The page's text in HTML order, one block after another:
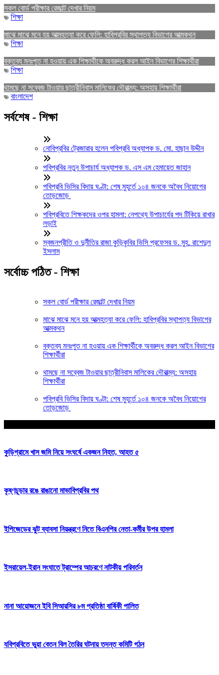
সকল বোর্ড পরীক্ষার রেজাল্ট দেখার নিয়ম
শিক্ষা
মাঝে মাঝে মনে হয় আত্মহত্যা করে ফেলি: হাবিপ্রবির স্থাপত্য বিভাগের আত্মকথন
শিক্ষা
বক্তব্য মনঃপুত না হওয়ায় এক শিক্ষার্থীকে অবরুদ্ধ করল আইন বিভাগের শিক্ষার্থীরা
শিক্ষা
থামছে না সব্বেজ টাওয়ার ছাত্রীনিবাস মালিকের দৌরাত্ম্য: অসহায় শিক্ষার্থীরা
বাংলাদেশ
সর্বশেষ - শিক্ষা
নোবিপ্রবির ট্রেজারার হলেন পবিপ্রবি অধ্যাপক ড. মো. হাছান উদ্দীন
পবিপ্রবির নতুন উপাচার্য অধ্যাপক ড. এস এম হেমায়েত জাহান
পবিপ্রবি ভিসির বিদায় ঘণ্টা: শেষ মুহূর্তে ১০৪ জনকে অবৈধ নিয়োগের
তোড়জোড়
পবিপ্রবিতে শিক্ষকদের ওপর হামলা: নেপথ্যে উপাচার্যের পদ টিকিয়ে রাখার
লড়াই
স্বজনপ্রীতি ও দুর্নীতির রাজা কুড়িকৃবির ভিসি প্রফেসর ড. মুহ. রাশেদুল
ইসলাম
সর্বোচ্চ পঠিত - শিক্ষা
সকল বোর্ড পরীক্ষার রেজাল্ট দেখার নিয়ম
মাঝে মাঝে মনে হয় আত্মহত্যা করে ফেলি: হাবিপ্রবির স্থাপত্য বিভাগের
আত্মকথন
বক্তব্য মনঃপুত না হওয়ায় এক শিক্ষার্থীকে অবরুদ্ধ করল আইন বিভাগের
শিক্ষার্থীরা
থামছে না সব্বেজ টাওয়ার ছাত্রীনিবাস মালিকের দৌরাত্ম্য: অসহায়
শিক্ষার্থীরা
পবিপ্রবি ভিসির বিদায় ঘণ্টা: শেষ মুহূর্তে ১০৪ জনকে অবৈধ নিয়োগের
তোড়জোড়
কুড়িগ্রামে খাস জমি নিয়ে সংঘর্ষে একজন নিহত, আহত ৫
কৃষ্ণচূড়ার রঙে রাঙানো মাভাবিপ্রবির পথ
ইপিজেডের ঝুট ব্যাবসা নিয়ন্ত্রণে নিতে বিএনপির নেতা-কর্মীর উপর হামলা
ইসরায়েল-ইরান সংঘাতে ট্রাম্পের আচরণে নাটকীয় পরিবর্তন
নানা আয়োজনে ইবি সিআরসির ৮ম প্রতিষ্ঠা বার্ষিকী পালিত
যবিপ্রবিতে ভুয়া বেতন বিল তৈরির ঘটনায় তদন্ত কমিটি গঠন